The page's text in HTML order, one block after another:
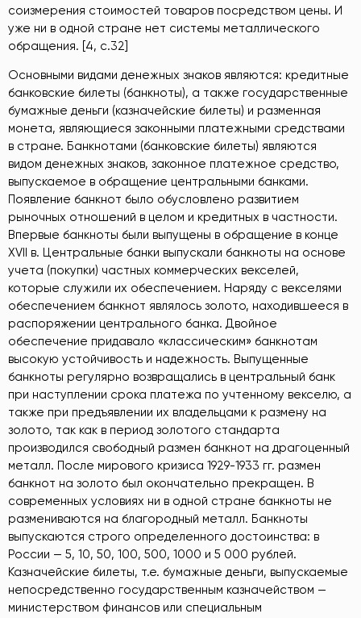
соизмерения стоимостей товаров посредством цены. И
уже ни в одной стране нет системы металлического
обращения. [4, с.32]
Основными видами денежных знаков являются: кредитные
банковские билеты (банкноты), а также государственные
бумажные деньги (казначейские билеты) и разменная
монета, являющиеся законными платежными средствами
в стране. Банкнотами (банковские билеты) являются
видом денежных знаков, законное платежное средство,
выпускаемое в обращение центральными банками.
Появление банкнот было обусловлено развитием
рыночных отношений в целом и кредитных в частности.
Впервые банкноты были выпущены в обращение в конце
XVII в. Центральные банки выпускали банкноты на основе
учета (покупки) частных коммерческих векселей,
которые служили их обеспечением. Наряду с векселями
обеспечением банкнот являлось золото, находившееся в
распоряжении центрального банка. Двойное
обеспечение придавало «классическим» банкнотам
высокую устойчивость и надежность. Выпущенные
банкноты регулярно возвращались в центральный банк
при наступлении срока платежа по учтенному векселю, а
также при предъявлении их владельцами к размену на
золото, так как в период золотого стандарта
производился свободный размен банкнот на драгоценный
металл. После мирового кризиса 1929-1933 гг. размен
банкнот на золото был окончательно прекращен. В
современных условиях ни в одной стране банкноты не
размениваются на благородный металл. Банкноты
выпускаются строго определенного достоинства: в
России — 5, 10, 50, 100, 500, 1000 и 5 000 рублей.
Казначейские билеты, т.е. бумажные деньги, выпускаемые
непосредственно государственным казначейством —
министерством финансов или специальным